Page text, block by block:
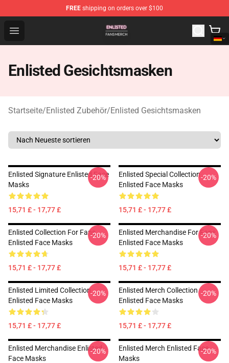
FREE shipping on orders over $100
Open menu
Enlisted Shop - Official Enlisted Merchandise Store
Enlisted Gesichtsmasken
Startseite/Enlisted Zubehör/Enlisted Gesichtsmasken
Enlisted Signature Enlisted Face
Masks
15,71 £ - 17,77 £
-20%
Enlisted Special Collection
Enlisted Face Masks
15,71 £ - 17,77 £
-20%
Enlisted Collection For Fans
Enlisted Face Masks
15,71 £ - 17,77 £
-20%
Enlisted Merchandise For Fans
Enlisted Face Masks
15,71 £ - 17,77 £
-20%
Enlisted Limited Collection
Enlisted Face Masks
15,71 £ - 17,77 £
-20%
Enlisted Merch Collection
Enlisted Face Masks
15,71 £ - 17,77 £
-20%
Enlisted Merchandise Enlisted
Face Masks
-20%
Enlisted Merch Enlisted Face
Masks
-20%